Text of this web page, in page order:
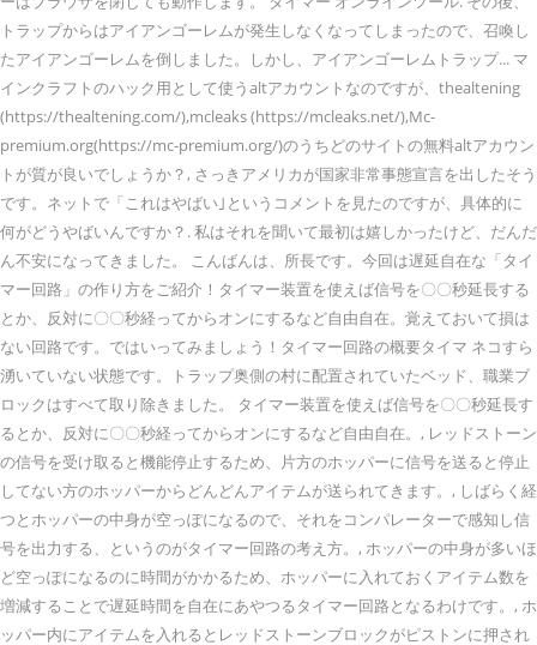
トラップからはアイアンゴーレムが発生しなくなってしまったので、召喚し
たアイアンゴーレムを倒しました。しかし、アイアンゴーレムトラップ... マ
インクラフトのハック用として使うaltアカウントなのですが、thealtening
(https://thealtening.com/),mcleaks (https://mcleaks.net/),Mc-
premium.org(https://mc-premium.org/)のうちどのサイトの無料altアカウン
トが質が良いでしょうか？, さっきアメリカが国家非常事態宣言を出したそう
です。ネットで「これはやばい｣というコメントを見たのですが、具体的に
何がどうやばいんですか？. 私はそれを聞いて最初は嬉しかったけど、だんだ
ん不安になってきました。 こんばんは、所長です。今回は遅延自在な「タイ
マー回路」の作り方をご紹介！タイマー装置を使えば信号を〇〇秒延長する
とか、反対に〇〇秒経ってからオンにするなど自由自在。覚えておいて損は
ない回路です。ではいってみましょう！タイマー回路の概要タイマ ネコすら
湧いていない状態です。トラップ奥側の村に配置されていたベッド、職業ブ
ロックはすべて取り除きました。 タイマー装置を使えば信号を〇〇秒延長す
るとか、反対に〇〇秒経ってからオンにするなど自由自在。, レッドストーン
の信号を受け取ると機能停止するため、片方のホッパーに信号を送ると停止
してない方のホッパーからどんどんアイテムが送られてきます。, しばらく経
つとホッパーの中身が空っぽになるので、それをコンパレーターで感知し信
号を出力する、というのがタイマー回路の考え方。, ホッパーの中身が多いほ
ど空っぽになるのに時間がかかるため、ホッパーに入れておくアイテム数を
増減することで遅延時間を自在にあやつるタイマー回路となるわけです。, ホ
ッパー内にアイテムを入れるとレッドストーンブロックがピストンに押され